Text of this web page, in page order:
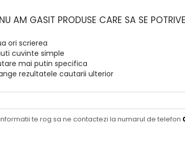
AM GASIT PRODUSE CARE SA SE
ori scrierea
cuvinte simple
mai putin specifica
rezultatele cautarii ulterior
te rog sa ne contactezi la numarul de telefon